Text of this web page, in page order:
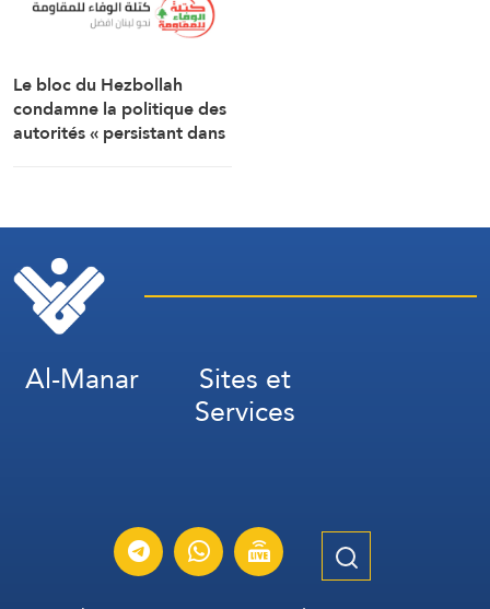
Le bloc du Hezbollah
condamne la politique des
autorités « persistant dans
Al-Manar Sites et
Services